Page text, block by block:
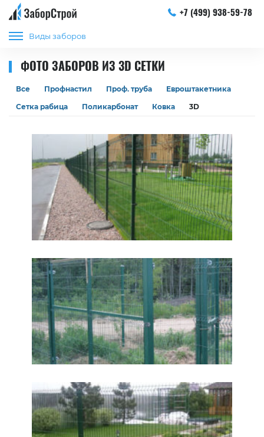
+7 (499) 938-59-78
Виды заборов
ФОТО ЗАБОРОВ ИЗ 3D СЕТКИ
Все Профнастил Проф. труба
Евроштакетника
Сетка рабица
Поликарбонат Ковка 3D